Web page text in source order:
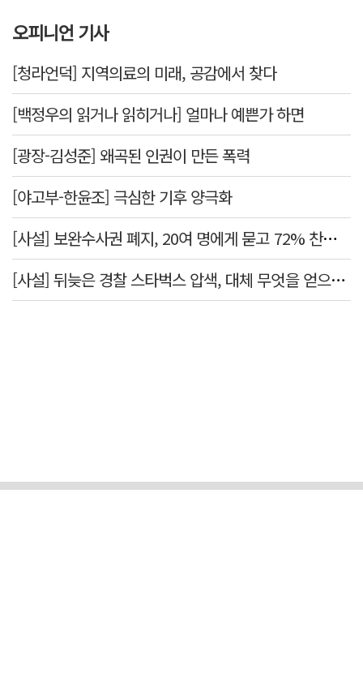
오피니언 기사
[청라언덕] 지역의료의 미래, 공감에서 찾다
[백정우의 읽거나 읽히거나] 얼마나 예쁜가 하면
[광장-김성준] 왜곡된 인권이 만든 폭력
[야고부-한윤조] 극심한 기후 양극화
[사설] 보완수사권 폐지, 20여 명에게 묻고 72% 찬성했다고 밀어붙였다니
[사설] 뒤늦은 경찰 스타벅스 압색, 대체 무엇을 얻으려는 것인가